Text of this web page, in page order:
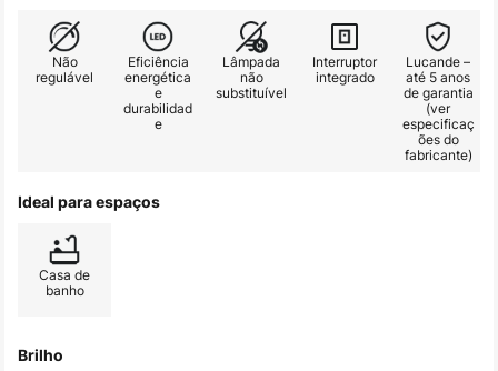
Não
regulável
Eficiência
energética
e
durabilidad
e
Lâmpada
não
substituível
Interruptor
integrado
Lucande –
até 5 anos
de garantia
(ver
especificaç
ões do
fabricante)
Ideal para espaços
Casa de
banho
Brilho